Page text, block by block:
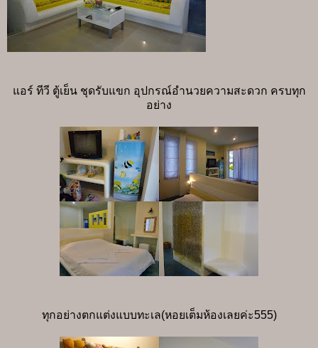
แอร์ ทีวี ตู้เย็น ชุดรับแขก อุปกรณ์อำนวยความสะดวก ครบทุก
อย่าง
ทุกอย่างตกแต่งแบบทะเล(หอยเต็มห้องเลยค่ะ555)